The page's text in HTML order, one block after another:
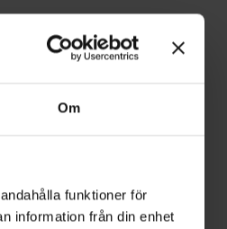
Om
funktioner för
information från din enhet